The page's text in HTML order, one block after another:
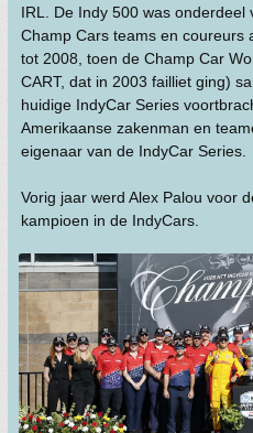
IRL. De Indy 500 was
Champ Cars teams en coureurs
tot 2008, toen de Champ Car
CART, dat in 2003 failliet ging)
huidige IndyCar Series
Amerikaanse zakenman en
eigenaar van de IndyCar Series.
Vorig jaar werd Alex Palou voor
kampioen in de IndyCars.